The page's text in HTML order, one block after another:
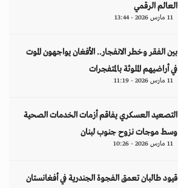
العالم الرقمي
11 مارس 2026 - 13:44
بين الفقر وخطر الانفجار.. الأفغان يواجهون الموت
في أراضيهم الملوثة بالمتفجرات
11 مارس 2026 - 11:19
التصعيد العسكري يفاقم أزمات الخدمات الصحية
وسط موجات نزوح جنوب لبنان
11 مارس 2026 - 10:26
قيود طالبان تعمق الفجوة الجندرية في أفغانستان